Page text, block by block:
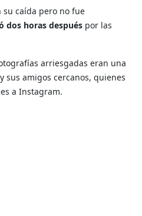
caída pero no fue
dos horas después por las
arriesgadas eran una
sus amigos cercanos, quienes
a Instagram.